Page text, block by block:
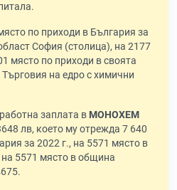
по приходи в България за
София (столица), на 2177
място по приходи в своята
на едро с химични
заплата в МОНОХЕМ
лв, което му отрежда 7 640
за 2022 г., на 5571 място в
5571 място в община